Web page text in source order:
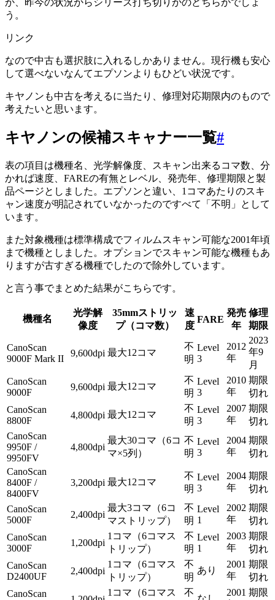
う。
リンク
なので中古も選択肢に入れるしかありません。現行機も安心
して選べないなんてエプソンよりもひどい状況です。
キヤノンも中古を考えるに当たり、修理対応期限内のもので
考えたいと思います。
キヤノンの候補スキャナー一覧#
表の項目は機種名、光学解像度、スキャン出来るコマ数、分
かれば速度、FAREの有無とレベル、発売年、修理期限と製
品ページとしました。エプソンと違い、1コマあたりのスキ
ャン速度が明記されていなかったのですべて「不明」として
います。
また対象機種は標準構成でフィルムスキャン可能な2001年頃
まで機種としました。オプションでスキャン可能な機種もあ
りますが古すぎる機種でしたので除外しています。
と言う事でまとめた結果がこちらです。
機種名
光学解
像度
35mmストリッ
プ（コマ数）
速
度
FARE
発売
年
修理
期限
CanoScan
9000F Mark II
9,600dpi 最大12コマ
不
明
Level
3
2012
年
2023
年9
月
CanoScan
9000F
9,600dpi 最大12コマ
不
明
Level
3
2010
年
期限
切れ
CanoScan
8800F
4,800dpi 最大12コマ
不
明
Level
3
2007
年
期限
切れ
CanoScan
9950F /
9950FV
4,800dpi
最大30コマ（6コ
マ×5列）
不
明
Level
3
2004
年
期限
切れ
CanoScan
8400F /
8400FV
3,200dpi 最大12コマ
不
明
Level
3
2004
年
期限
切れ
CanoScan
5000F
2,400dpi
最大3コマ（6コ
マストリップ）
不
明
Level
1
2002
年
期限
切れ
CanoScan
3000F
1,200dpi
1コマ（6コマス
トリップ）
不
明
Level
1
2003
年
期限
切れ
CanoScan
D2400UF
2,400dpi
1コマ（6コマス
トリップ）
不
明
あり
2001
年
期限
切れ
CanoScan
1コマ（6コマス 不
2001 期限